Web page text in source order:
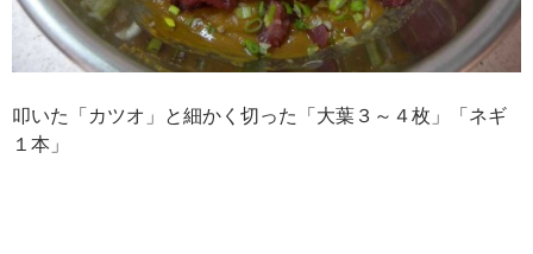
叩いた「カツオ」と細かく切った「大葉３～４枚」「ネギ
１本」